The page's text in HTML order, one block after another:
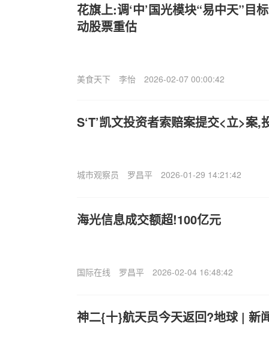
花旗上:调‘中’国光模块“易中天”目
动股票重估
美食天下 李怡 2026-02-07 00:00:42
S‘T’凯文投资者索赔案提交<立>案,
城市观察员 罗昌平 2026-01-29 14:21:42
海光信息成交额超!100亿元
国际在线 罗昌平 2026-02-04 16:48:42
神二{十}航天员今天返回?地球 | 新